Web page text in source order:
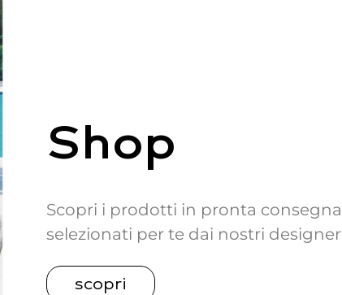
Shop
Scopri i prodotti in pronta consegna
selezionati per te dai nostri designer
scopri